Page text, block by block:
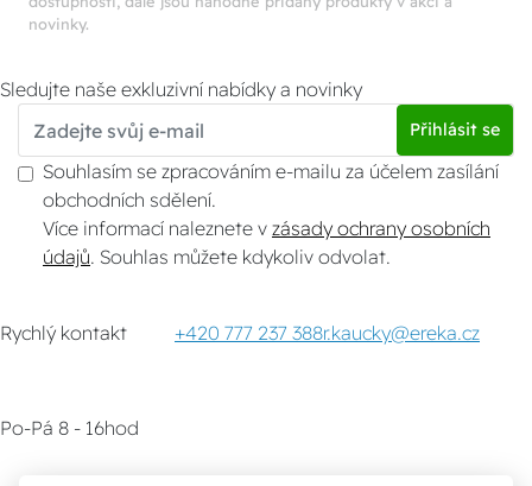
novinky.
Sledujte naše exkluzivní nabídky a novinky
Přihlásit se
Souhlasím se zpracováním e-mailu za účelem zasílání
obchodních sdělení.
Více informací naleznete v zásady ochrany osobních
údajů . Souhlas můžete kdykoliv odvolat.
Rychlý kontakt +420 777 237 388r.kaucky@ereka.cz
Po-Pá 8 - 16hod